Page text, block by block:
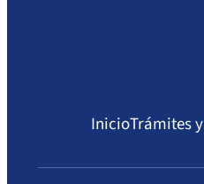
InicioTrámites